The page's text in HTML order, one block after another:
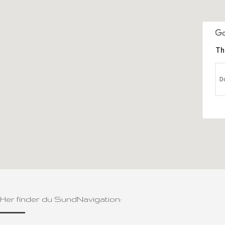
Her finder du SundNavigation: